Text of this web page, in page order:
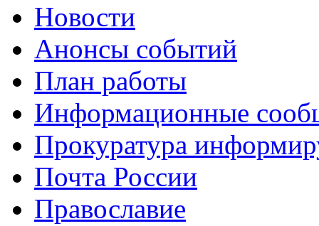
Новости
Анонсы событий
План работы
Информационные
Прокуратура
Почта России
Православие